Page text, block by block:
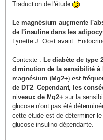
Traduction de l'étude
Le magnésium augmente
de l'insuline dans les
Lynette J. Oost avant.
Contexte : Le diabète de type
diminution de la sensibilité à
magnésium (Mg2+) est
de DT2. Cependant, les
niveaux de Mg2+sur la
glucose n'ont pas été
cette étude est de déterminer
glucose insulino-dépendante.